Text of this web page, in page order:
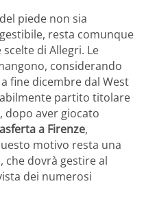
piede non sia
resta comunque
di Allegri. Le
considerando
fine dicembre dal West
partito titolare
dopo aver giocato
a Firenze,
motivo resta una
che dovrà gestire al
dei numerosi